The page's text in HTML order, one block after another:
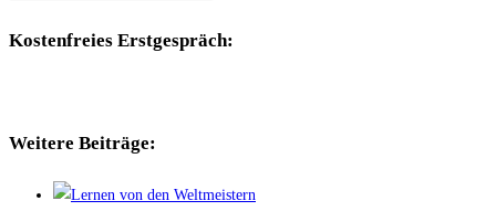
Kostenfreies Erstgespräch:
Weitere Beiträge: